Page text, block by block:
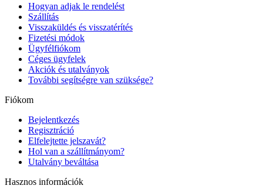
Hogyan adjak le rendelést
Szállítás
Visszaküldés és visszatérítés
Fizetési módok
Ügyfélfiókom
Céges ügyfelek
Akciók és utalványok
További segítségre van szüksége?
Fiókom
Bejelentkezés
Regisztráció
Elfelejtette jelszavát?
Hol van a szállítmányom?
Utalvány beváltása
Hasznos információk